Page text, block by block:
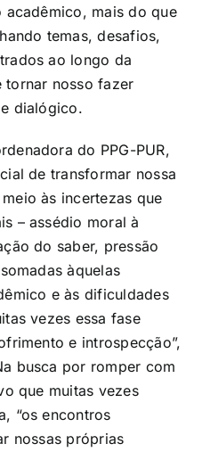
mais do que
temas, desafios,
ao longo da
tornar nosso fazer
dialógico.
do PPG-PUR,
de transformar nossa
às incertezas que
– assédio moral à
do saber, pressão
àquelas
e às dificuldades
vezes essa fase
e introspecção”,
busca por romper com
que muitas vezes
“os encontros
nossas próprias